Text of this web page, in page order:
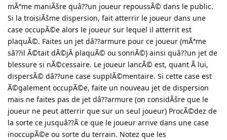
mÃªme maniÃšre quâ??un joueur repoussÃ© dans le public.
Si la troisiÃšme dispersion, fait atterrir le joueur dans une
case occupÃ©e alors le joueur sur lequel il atterrit est
plaquÃ©. Faites un jet dâ??armure pour ce joueur (mÃªme
sâ??il Ã©tait dÃ©jÃ plaquÃ© ou sonnÃ©) ainsi quâ??un jet de
blessure si nÃ©cessaire. Le joueur lancÃ© est, quant Ã lui,
dispersÃ© dâ??une case supplÃ©mentaire. Si cette case est
Ã©galement occupÃ©e, faite un nouveau jet de dispersion
mais ne faites pas de jet dâ??armure (on considÃšre que le
joueur ne peut atterrir que sur un seul joueur) ProcÃ©dez de
la sorte ce jusquâ??Ã ce que le joueur arrive dans une case
inoccupÃ©e ou sorte du terrain. Notez que les